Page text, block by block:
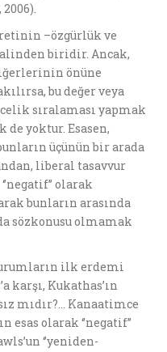
2006).
–özgürlük ve
biridir. Ancak,
önüne
bu değer veya
sıralaması yapmak
de yoktur. Esasen,
üçünün bir arada
liberal tasavvur
olarak
bunların arasında
sözkonusu olmamak
ilk erdemi
karşı, Kukathas’ın
mıdır?… Kanaatimce
esas olarak ‘’negatif’’
‘’yeniden-